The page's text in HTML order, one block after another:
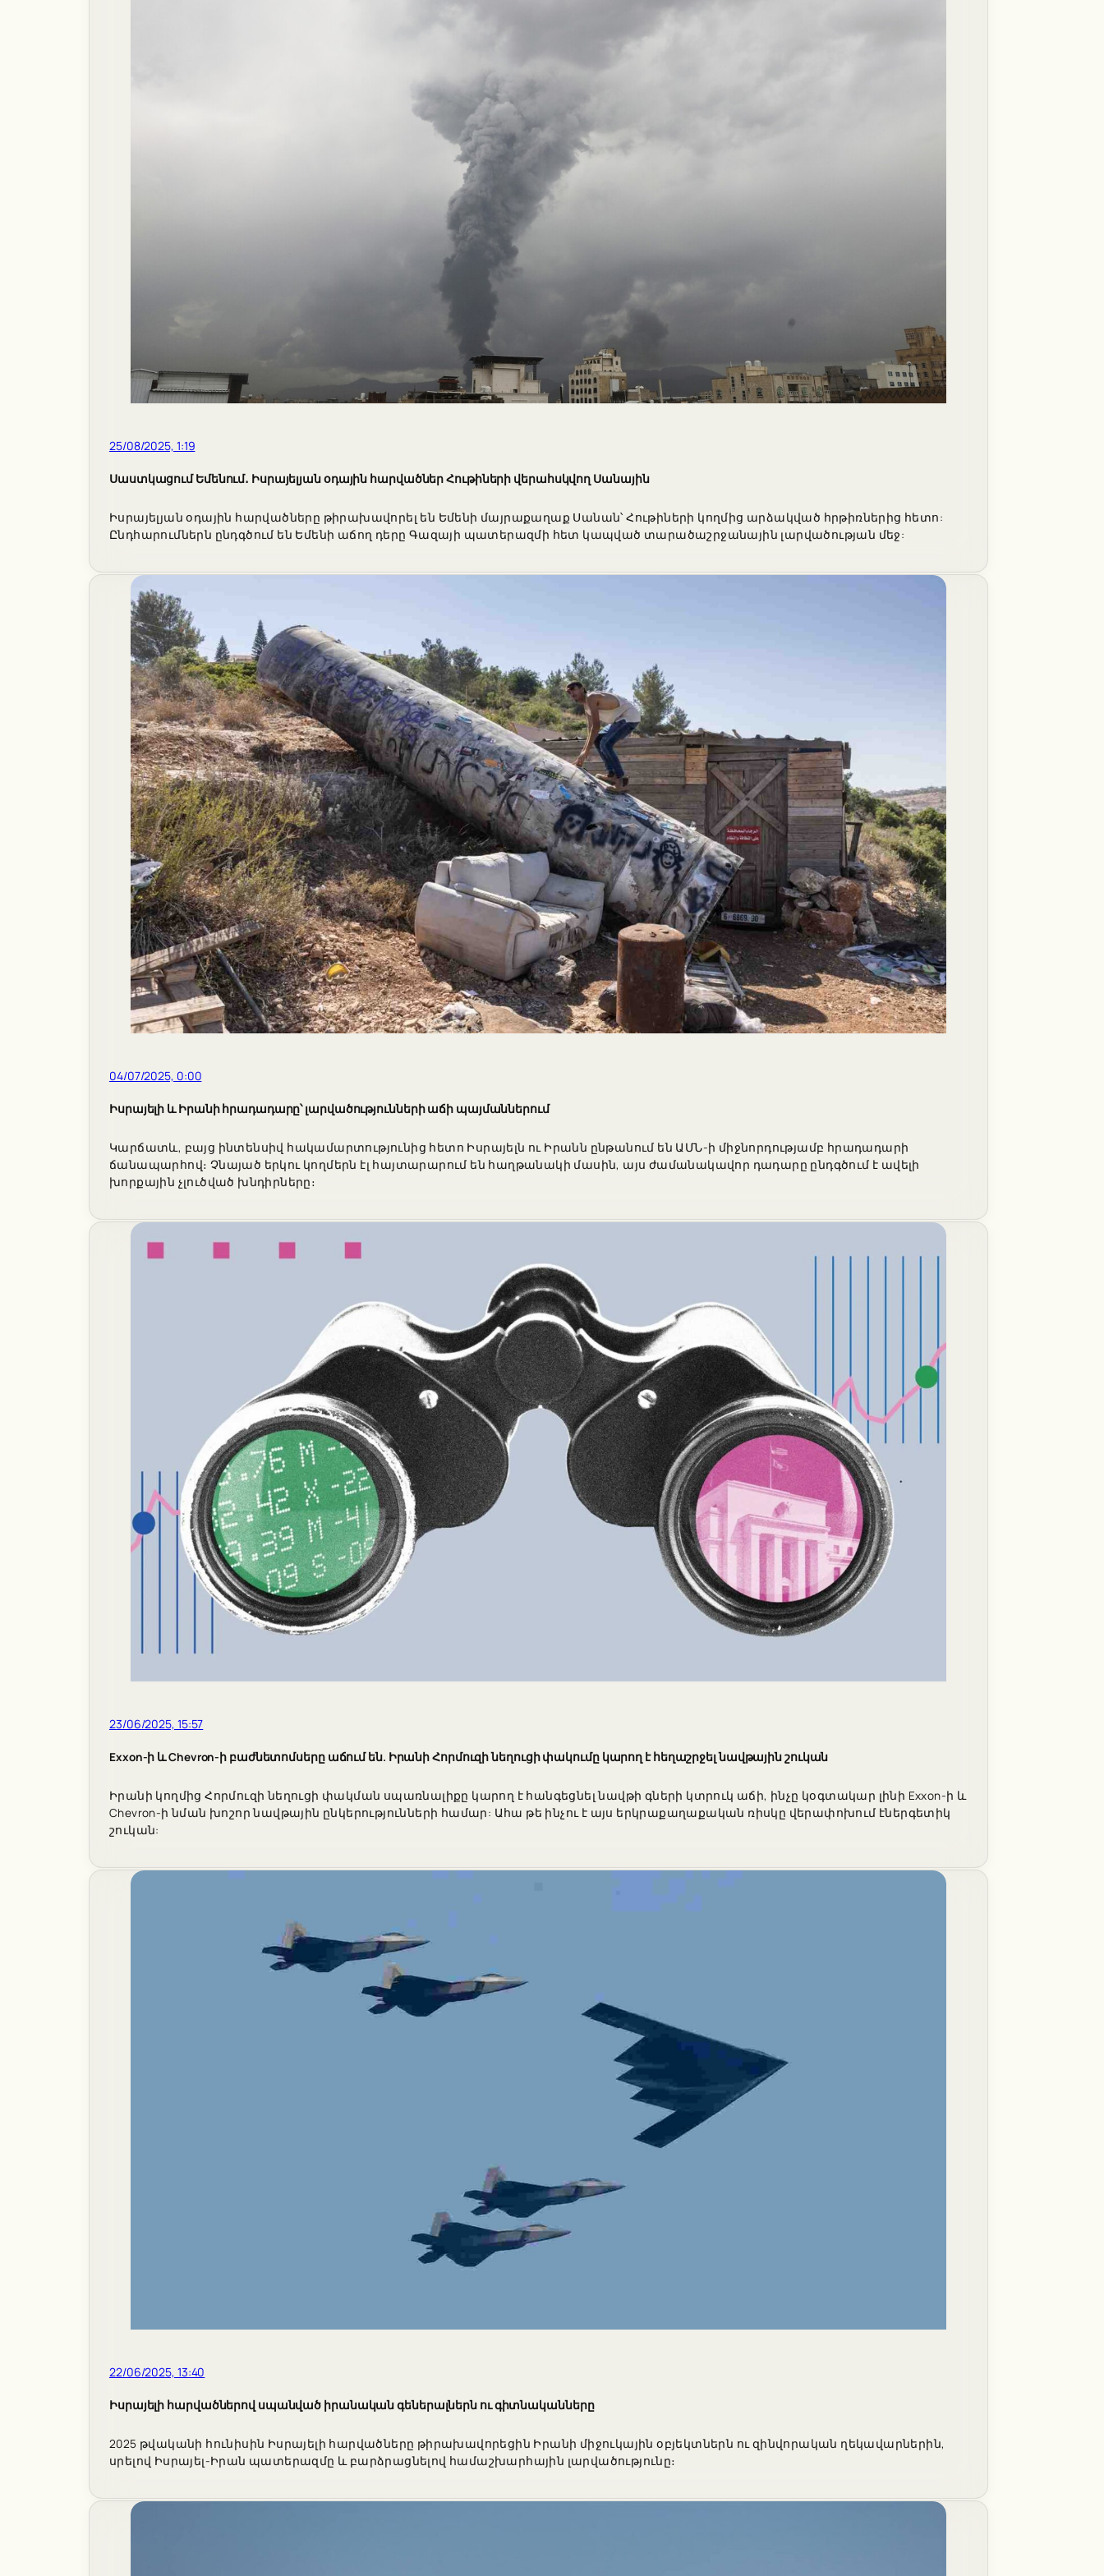
25/08/2025, 1:19
Սաստկացում Եմենում․ Իսրայելյան օդային հարվածներ Հութիների վերահսկվող Սանային
Իսրայելյան օդային հարվածները թիրախավորել են Եմենի մայրաքաղաք Սանան՝ Հութիների կողմից արձակված հրթիռներից հետո:
Ընդհարումներն ընդգծում են Եմենի աճող դերը Գազայի պատերազմի հետ կապված տարածաշրջանային լարվածության մեջ:
04/07/2025, 0:00
Իսրայելի և Իրանի հրադադարը՝ լարվածությունների աճի պայմաններում
Կարճատև, բայց ինտենսիվ հակամարտությունից հետո Իսրայելն ու Իրանն ընթանում են ԱՄՆ-ի միջնորդությամբ հրադադարի
ճանապարհով։ Չնայած երկու կողմերն էլ հայտարարում են հաղթանակի մասին, այս ժամանակավոր դադարը ընդգծում է ավելի
խորքային չլուծված խնդիրները։
23/06/2025, 15:57
Exxon-ի և Chevron-ի բաժնետոմսերը աճում են. Իրանի Հորմուզի նեղուցի փակումը կարող է հեղաշրջել նավթային շուկան
Իրանի կողմից Հորմուզի նեղուցի փակման սպառնալիքը կարող է հանգեցնել նավթի գների կտրուկ աճի, ինչը կօգտակար լինի Exxon-ի և
Chevron-ի նման խոշոր նավթային ընկերությունների համար: Ահա թե ինչու է այս երկրաքաղաքական ռիսկը վերափոխում էներգետիկ
շուկան:
22/06/2025, 13:40
Իսրայելի հարվածներով սպանված իրանական գեներալներն ու գիտնականները
2025 թվականի հունիսին Իսրայելի հարվածները թիրախավորեցին Իրանի միջուկային օբյեկտներն ու զինվորական ղեկավարներին,
սրելով Իսրայել-Իրան պատերազմը և բարձրացնելով համաշխարհային լարվածությունը։